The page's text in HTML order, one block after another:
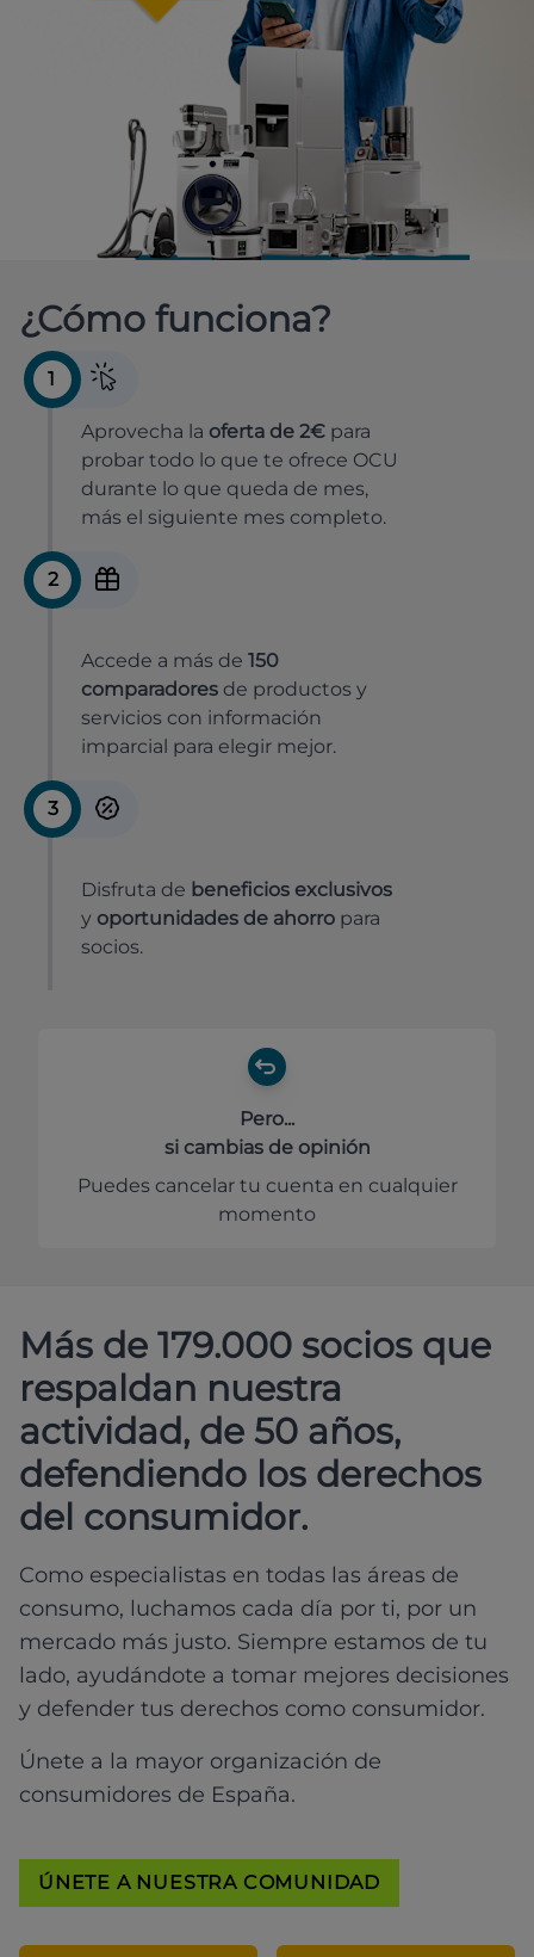
¿Cómo funciona?
1
Aprovecha la oferta de 2€ para
probar todo lo que te ofrece OCU
durante lo que queda de mes,
más el siguiente mes completo.
2
Accede a más de 150
comparadores de productos y
servicios con información
imparcial para elegir mejor.
3
Disfruta de beneficios exclusivos
y oportunidades de ahorro para
socios.
Pero...
si cambias de opinión
Puedes cancelar tu cuenta en cualquier
momento
Más de 179.000 socios que
respaldan nuestra
actividad, de 50 años,
defendiendo los derechos
del consumidor.
Como especialistas en todas las áreas de
consumo, luchamos cada día por ti, por un
mercado más justo. Siempre estamos de tu
lado, ayudándote a tomar mejores decisiones
y defender tus derechos como consumidor.
Únete a la mayor organización de
consumidores de España.
ÚNETE A NUESTRA COMUNIDAD